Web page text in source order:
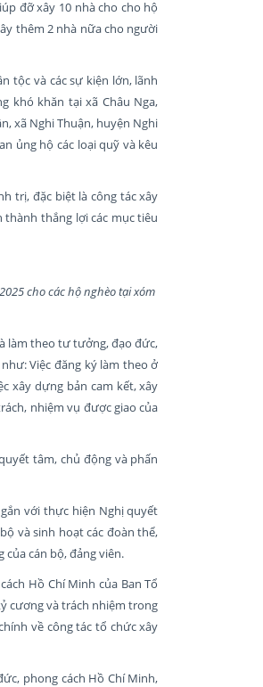
đỡ xây 10 nhà cho cho hộ
thêm 2 nhà nữa cho người
tộc và các sự kiện lớn, lãnh
khó khăn tại xã Châu Nga,
xã Nghi Thuận, huyện Nghi
ủng hộ các loại quỹ và kêu
trị, đặc biệt là công tác xây
thắng lợi các mục tiêu
cho các hộ nghèo tạixóm
làm theo tư tưởng, đạo đức,
Việc đăng ký làm theo ở
xây dựng bản cam kết, xây
nhiệm vụ được giao của
tâm, chủ động và phấn
với thực hiện Nghị quyết
và sinh hoạt các đoàn thể,
cán bộ, đảng viên.
Hồ Chí Minh của Ban Tổ
cương và trách nhiệm trong
về công tác tổ chức xây
phong cách Hồ Chí Minh,